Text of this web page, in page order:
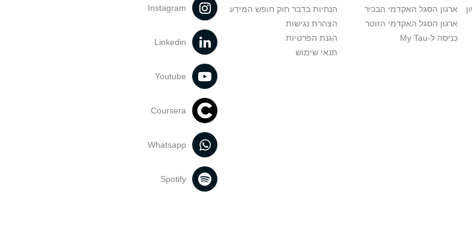
ארגון הסגל האקדמי הבכיר
ארגון הסגל האקדמי הזוטר
כניסה ל-My Tau
הנחיות בדבר חוק חופש המידע
הצהרת נגישות
הגנת הפרטיות
תנאי שימוש
Instagram
Linkedin
Youtube
Coursera
Whatsapp
Spotify